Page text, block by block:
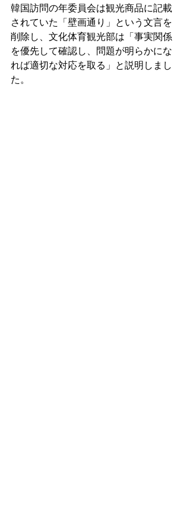
韓国訪問の年委員会は観光商品に記載
されていた「壁画通り」という文言を
削除し、文化体育観光部は「事実関係
を優先して確認し、問題が明らかにな
れば適切な対応を取る」と説明しまし
た。